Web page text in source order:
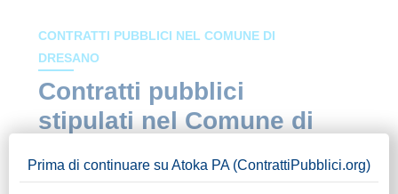
CONTRATTI PUBBLICI NEL COMUNE DI
DRESANO
Contratti pubblici
stipulati nel Comune di
pubblico economico